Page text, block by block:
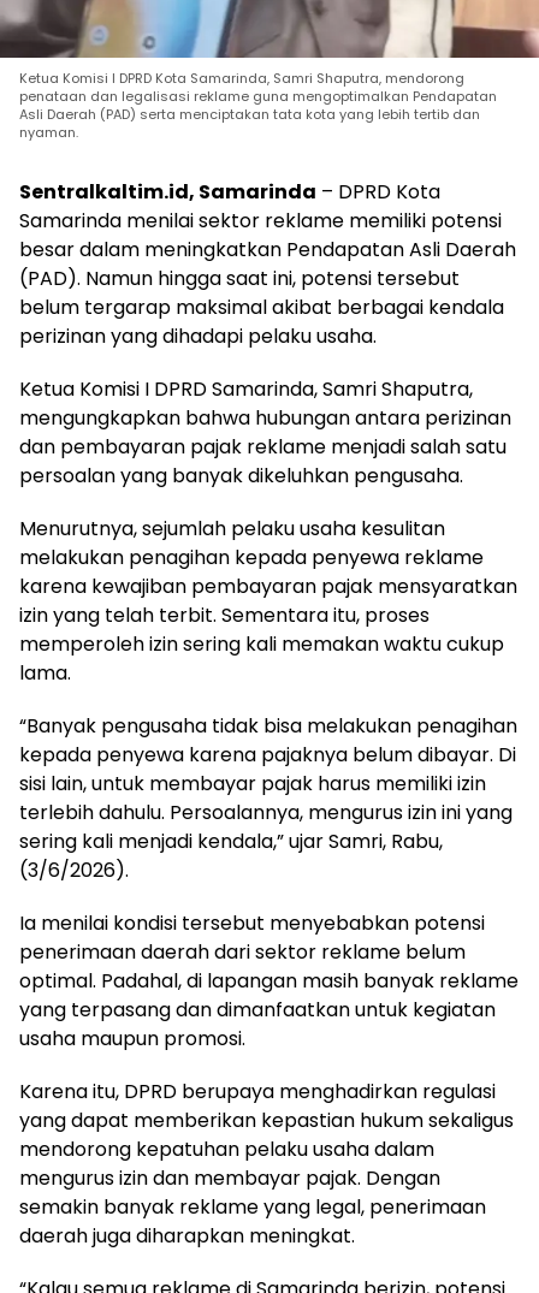
Ketua Komisi I DPRD Kota Samarinda, Samri Shaputra, mendorong
penataan dan legalisasi reklame guna mengoptimalkan Pendapatan
Asli Daerah (PAD) serta menciptakan tata kota yang lebih tertib dan
nyaman.
Sentralkaltim.id, Samarinda – DPRD Kota
Samarinda menilai sektor reklame memiliki potensi
besar dalam meningkatkan Pendapatan Asli Daerah
(PAD). Namun hingga saat ini, potensi tersebut
belum tergarap maksimal akibat berbagai kendala
perizinan yang dihadapi pelaku usaha.
Ketua Komisi I DPRD Samarinda, Samri Shaputra,
mengungkapkan bahwa hubungan antara perizinan
dan pembayaran pajak reklame menjadi salah satu
persoalan yang banyak dikeluhkan pengusaha.
Menurutnya, sejumlah pelaku usaha kesulitan
melakukan penagihan kepada penyewa reklame
karena kewajiban pembayaran pajak mensyaratkan
izin yang telah terbit. Sementara itu, proses
memperoleh izin sering kali memakan waktu cukup
lama.
“Banyak pengusaha tidak bisa melakukan penagihan
kepada penyewa karena pajaknya belum dibayar. Di
sisi lain, untuk membayar pajak harus memiliki izin
terlebih dahulu. Persoalannya, mengurus izin ini yang
sering kali menjadi kendala,” ujar Samri, Rabu,
(3/6/2026).
Ia menilai kondisi tersebut menyebabkan potensi
penerimaan daerah dari sektor reklame belum
optimal. Padahal, di lapangan masih banyak reklame
yang terpasang dan dimanfaatkan untuk kegiatan
usaha maupun promosi.
Karena itu, DPRD berupaya menghadirkan regulasi
yang dapat memberikan kepastian hukum sekaligus
mendorong kepatuhan pelaku usaha dalam
mengurus izin dan membayar pajak. Dengan
semakin banyak reklame yang legal, penerimaan
daerah juga diharapkan meningkat.